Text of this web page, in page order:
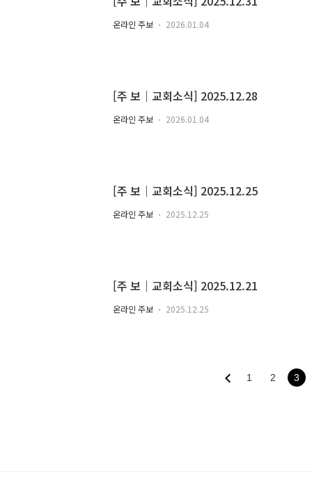
온라인 주보 2026.01.04
[주 보｜교회소식] 2025.12.28
온라인 주보 2026.01.04
[주 보｜교회소식] 2025.12.25
온라인 주보 2025.12.25
[주 보｜교회소식] 2025.12.21
온라인 주보 2025.12.25
1 2 3